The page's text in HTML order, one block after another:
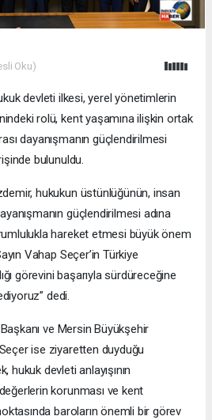
Oku)
devleti ilkesi, yerel yönetimlerin
rolü, kent yaşamına ilişkin ortak
dayanışmanın güçlendirilmesi
bulunuldu.
hukukun üstünlüğünün, insan
güçlendirilmesi adına
hareket etmesi büyük önem
Vahap Seçer’in Türkiye
görevini başarıyla sürdüreceğine
dedi.
ve Mersin Büyükşehir
ise ziyaretten duyduğu
devleti anlayışının
korunması ve kent
baroların önemli bir görev